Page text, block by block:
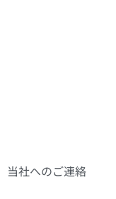
当社へのご連絡